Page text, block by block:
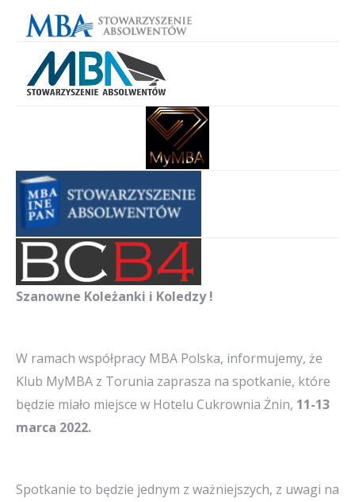
Szanowne Koleżanki i Koledzy !
W ramach współpracy MBA Polska, informujemy, że
Klub MyMBA z Torunia zaprasza na spotkanie, które
będzie miało miejsce w Hotelu Cukrownia Żnin, 11-13
marca 2022.
Spotkanie to będzie jednym z ważniejszych, z uwagi na